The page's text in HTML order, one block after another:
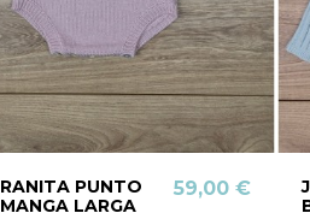
RANITA PUNTO
MANGA LARGA
59,00 €